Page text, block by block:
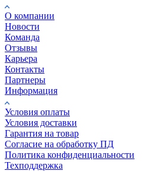
О компании
Новости
Команда
Отзывы
Карьера
Контакты
Партнеры
Информация
Условия оплаты
Условия доставки
Гарантия на товар
Согласие на обработку ПД
Политика конфиденциальности
Техподдержка